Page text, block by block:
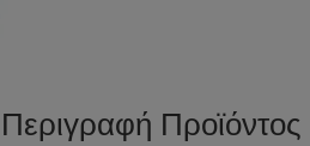
Περιγραφή Προϊόντος